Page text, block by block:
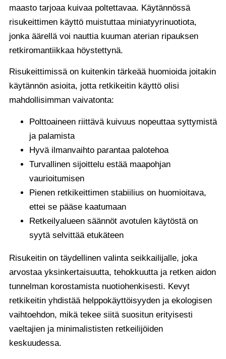
maasto tarjoaa kuivaa poltettavaa. Käytännössä
risukeittimen käyttö muistuttaa miniatyyrinuotiota,
jonka äärellä voi nauttia kuuman aterian ripauksen
retkiromantiikkaa höystettynä.
Risukeittimissä on kuitenkin tärkeää huomioida joitakin
käytännön asioita, jotta retkikeitin käyttö olisi
mahdollisimman vaivatonta:
Polttoaineen riittävä kuivuus nopeuttaa syttymistä
ja palamista
Hyvä ilmanvaihto parantaa palotehoa
Turvallinen sijoittelu estää maapohjan
vaurioitumisen
Pienen retkikeittimen stabiilius on huomioitava,
ettei se pääse kaatumaan
Retkeilyalueen säännöt avotulen käytöstä on
syytä selvittää etukäteen
Risukeitin on täydellinen valinta seikkailijalle, joka
arvostaa yksinkertaisuutta, tehokkuutta ja retken aidon
tunnelman korostamista nuotiohenkisesti. Kevyt
retkikeitin yhdistää helppokäyttöisyyden ja ekologisen
vaihtoehdon, mikä tekee siitä suositun erityisesti
vaeltajien ja minimalististen retkeilijöiden
keskuudessa.